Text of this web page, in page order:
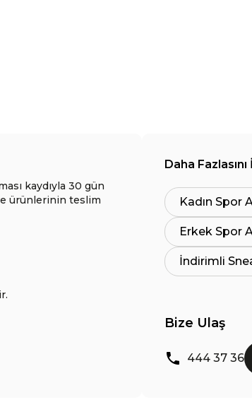
kaydıyla 30 gün
ürünlerinin teslim
Daha
Kadın Spor
Erkek Spor
İndirimli
Bize Ulaş
444 37 36